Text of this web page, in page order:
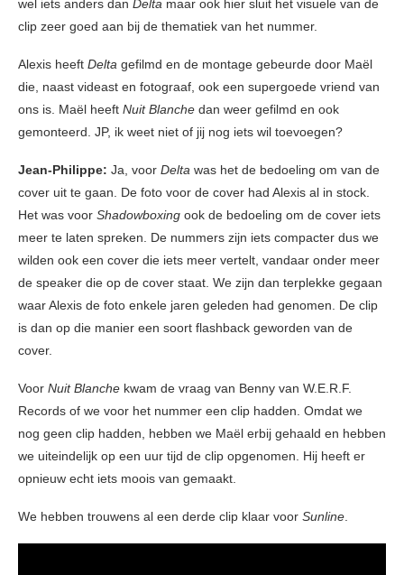
wel iets anders dan Delta maar ook hier sluit het visuele van de
clip zeer goed aan bij de thematiek van het nummer.
Alexis heeft Delta gefilmd en de montage gebeurde door Maël
die, naast videast en fotograaf, ook een supergoede vriend van
ons is. Maël heeft Nuit Blanche dan weer gefilmd en ook
gemonteerd. JP, ik weet niet of jij nog iets wil toevoegen?
Jean-Philippe: Ja, voor Delta was het de bedoeling om van de
cover uit te gaan. De foto voor de cover had Alexis al in stock.
Het was voor Shadowboxing ook de bedoeling om de cover iets
meer te laten spreken. De nummers zijn iets compacter dus we
wilden ook een cover die iets meer vertelt, vandaar onder meer
de speaker die op de cover staat. We zijn dan terplekke gegaan
waar Alexis de foto enkele jaren geleden had genomen. De clip
is dan op die manier een soort flashback geworden van de
cover.
Voor Nuit Blanche kwam de vraag van Benny van W.E.R.F.
Records of we voor het nummer een clip hadden. Omdat we
nog geen clip hadden, hebben we Maël erbij gehaald en hebben
we uiteindelijk op een uur tijd de clip opgenomen. Hij heeft er
opnieuw echt iets moois van gemaakt.
We hebben trouwens al een derde clip klaar voor Sunline.